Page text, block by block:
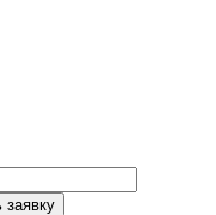
заявку